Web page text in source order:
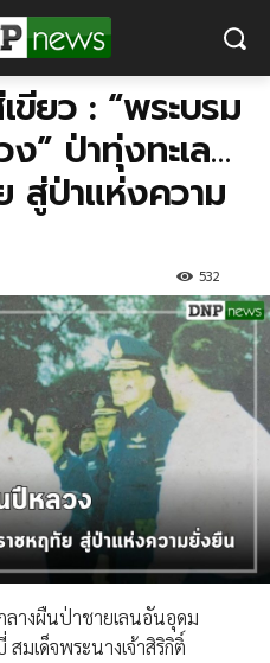
ขียว : “พระบรม
” ป่าทุ่งทะเล…
สู่ป่าแห่งความ
532
างผืนป่าชายเลนอันอุดม
มเด็จพระนางเจ้าสิริกิติ์